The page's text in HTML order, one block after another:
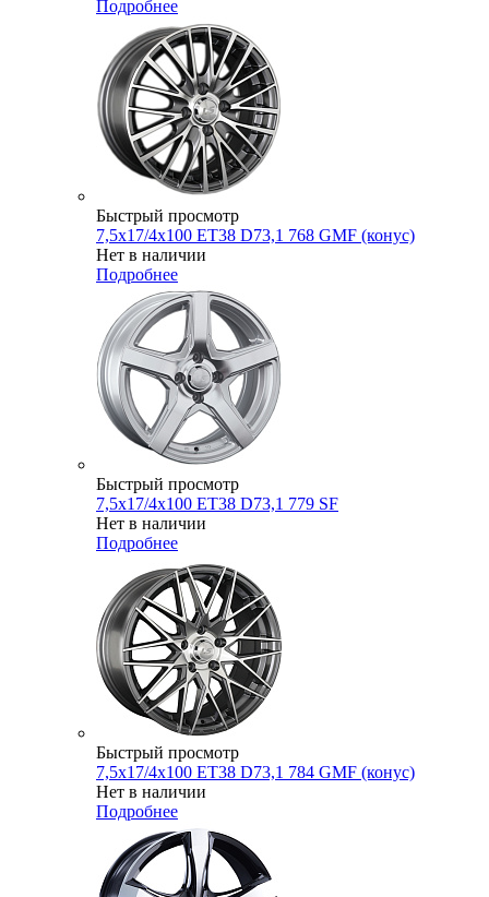
Подробнее
Быстрый просмотр
7,5x17/4x100 ET38 D73,1 768 GMF (конус)
Нет в наличии
Подробнее
Быстрый просмотр
7,5x17/4x100 ET38 D73,1 779 SF
Нет в наличии
Подробнее
Быстрый просмотр
7,5x17/4x100 ET38 D73,1 784 GMF (конус)
Нет в наличии
Подробнее